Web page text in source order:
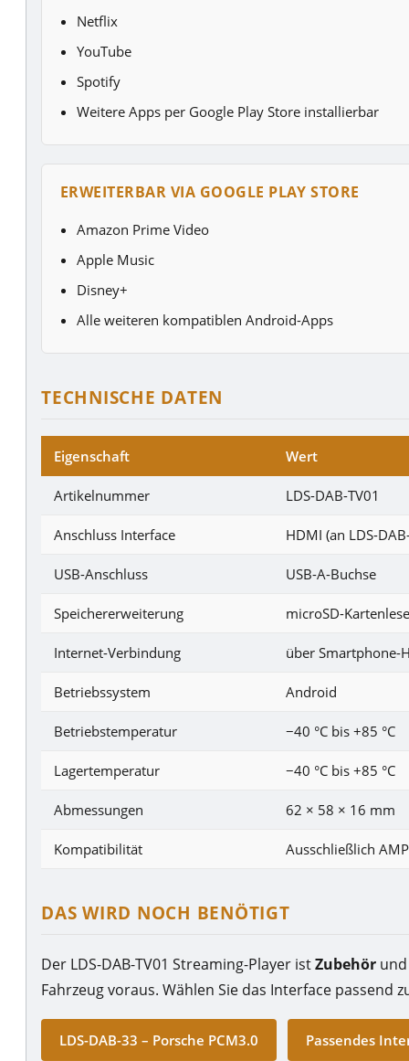
Netflix
YouTube
Spotify
Weitere Apps per Google Play Store installierbar
ERWEITERBAR VIA GOOGLE PLAY STORE
Amazon Prime Video
Apple Music
Disney+
Alle weiteren kompatiblen Android-Apps
TECHNISCHE DATEN
Eigenschaft Wert
Artikelnummer LDS-DAB-TV01
Anschluss Interface HDMI (an LDS-
USB-Anschluss USB-A-Buchse
Speichererweiterung microSD-
Internet-Verbindung über Smartphone-
Betriebssystem Android
Betriebstemperatur −40 °C bis +85 °C
Lagertemperatur −40 °C bis +85 °C
Abmessungen 62 × 58 × 16 mm
Kompatibilität Ausschließlich
DAS WIRD NOCH BENÖTIGT
Der LDS-DAB-TV01 Streaming-Player istZubehör
Fahrzeug voraus. Wählen Sie das Interface passend
LDS-DAB-33 – Porsche PCM3.0 Passendes